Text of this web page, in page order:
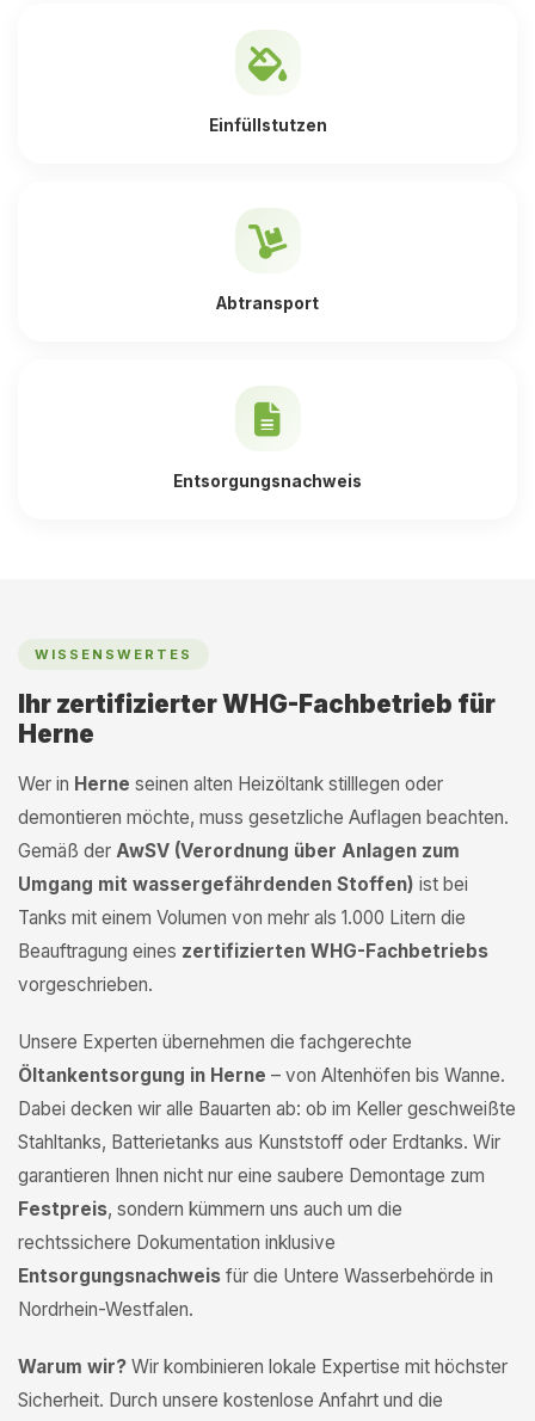
Einfüllstutzen
Abtransport
Entsorgungsnachweis
WISSENSWERTES
Ihr zertifizierter WHG-Fachbetrieb für
Herne
Wer in Herne seinen alten Heizöltank stilllegen oder
demontieren möchte, muss gesetzliche Auflagen beachten.
Gemäß der AwSV (Verordnung über Anlagen zum
Umgang mit wassergefährdenden Stoffen) ist bei
Tanks mit einem Volumen von mehr als 1.000 Litern die
Beauftragung eines zertifizierten WHG-Fachbetriebs
vorgeschrieben.
Unsere Experten übernehmen die fachgerechte
Öltankentsorgung in Herne – von Altenhöfen bis Wanne.
Dabei decken wir alle Bauarten ab: ob im Keller geschweißte
Stahltanks, Batterietanks aus Kunststoff oder Erdtanks. Wir
garantieren Ihnen nicht nur eine saubere Demontage zum
Festpreis, sondern kümmern uns auch um die
rechtssichere Dokumentation inklusive
Entsorgungsnachweis für die Untere Wasserbehörde in
Nordrhein-Westfalen.
Warum wir? Wir kombinieren lokale Expertise mit höchster
Sicherheit. Durch unsere kostenlose Anfahrt und die